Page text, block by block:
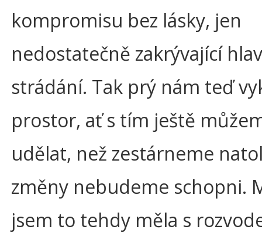
kompromisu bez lásky, jen
nedostatečně zakrývající
strádání. Tak prý nám teď
prostor, ať s tím ještě
udělat, než zestárneme
změny nebudeme schopni.
jsem to tehdy měla s